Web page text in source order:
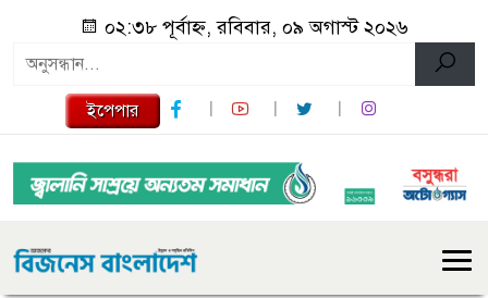
০২:৩৮ পূর্বাহ্ন, রবিবার, ০৯ অগাস্ট ২০২৬
ইপেপার